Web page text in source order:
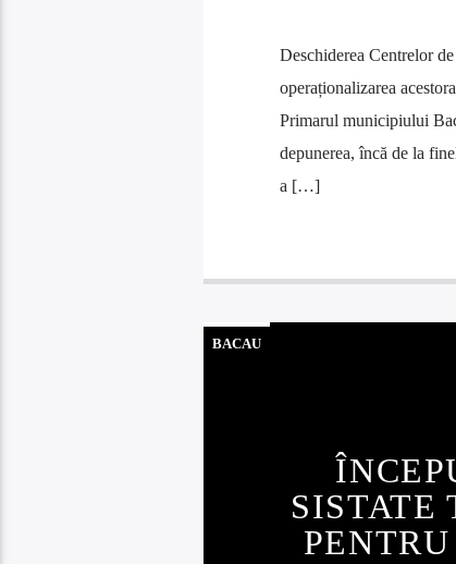
Deschiderea Centrelor
operaționalizarea
Primarul municipiului
depunerea, încă de la
a […]
BACAU
SISTATE